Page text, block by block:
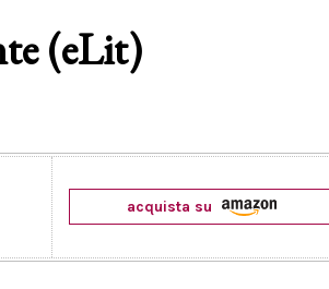
(eLit)
acquista su